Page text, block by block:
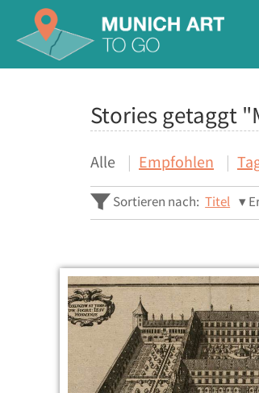
Stories getaggt
Alle Empfohlen
Sortieren nach: Titel